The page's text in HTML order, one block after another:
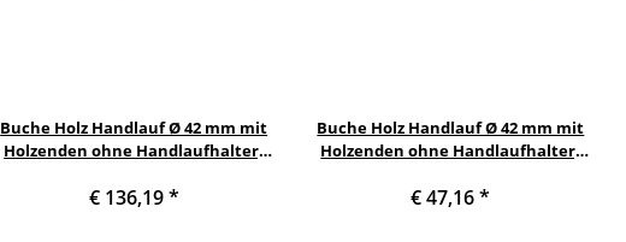
Buche Holz Handlauf Ø 42 mm mit
Holzenden ohne Handlaufhalter,
€ 136,19*
Buche Holz Handlauf Ø 42 mm mit
Holzenden ohne Handlaufhalter,
€ 47,16*